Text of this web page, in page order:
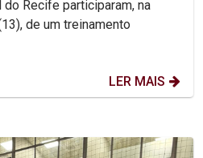
Recife participaram, na
de um treinamento
LER MAIS